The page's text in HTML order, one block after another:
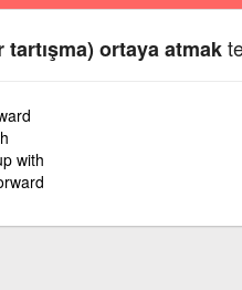
tartışma) ortaya atmak
with